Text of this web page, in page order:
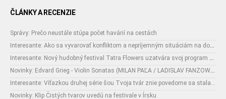
ČLÁNKY A RECENZIE
Správy: Prečo neustále stúpa počet havárií na cestách
Interesante: Ako sa vyvarovať konfliktom a nepríjemným situáciám na dovolenke
Interesante: Nový hudobný festival Tatra Flowers uzatvára svoj program naozajstnou špecialitou:
Novinky: Edvard Grieg - Violin Sonatas (MILAN PAĽA / LADISLAV FANZOWITZ)
Interesante: Víťazkou druhej série šou Tvoja tvár znie povedome sa stala...
Novinky: Klip Čistých tvarov uvedú na festivale v Írsku